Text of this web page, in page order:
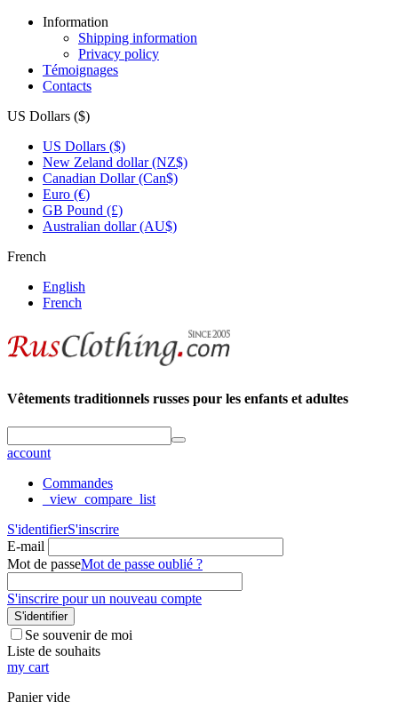
Information
Shipping information
Privacy policy
Témoignages
Contacts
US Dollars ($)
US Dollars ($)
New Zeland dollar (NZ$)
Canadian Dollar (Can$)
Euro (€)
GB Pound (£)
Australian dollar (AU$)
French
English
French
Vêtements traditionnels russes pour les enfants et adultes
account
Commandes
_view_compare_list
S'identifierS'inscrire
E-mail
Mot de passeMot de passe oublié ?
S'inscrire pour un nouveau compte
S'identifier
Se souvenir de moi
Liste de souhaits
my cart
Panier vide